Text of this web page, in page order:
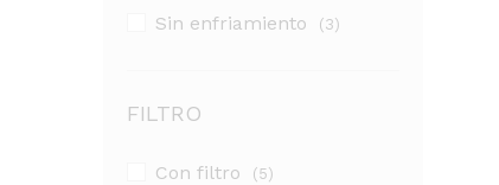
Sin enfriamiento (3)
FILTRO
Con filtro (5)